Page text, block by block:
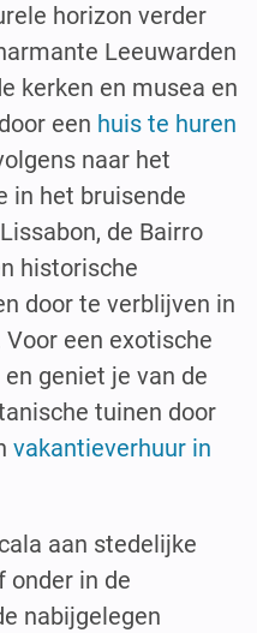
horizon verder
Leeuwarden
kerken en musea en
een huis te huren
naar het
in het bruisende
de Bairro
historische
door te verblijven in
Voor een exotische
geniet je van de
tuinen door
vakantieverhuur in
aan stedelijke
onder in de
nabijgelegen